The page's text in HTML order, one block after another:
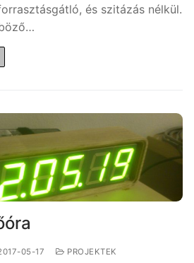
és szitázás nélkül.
05-17 PROJEKTEK